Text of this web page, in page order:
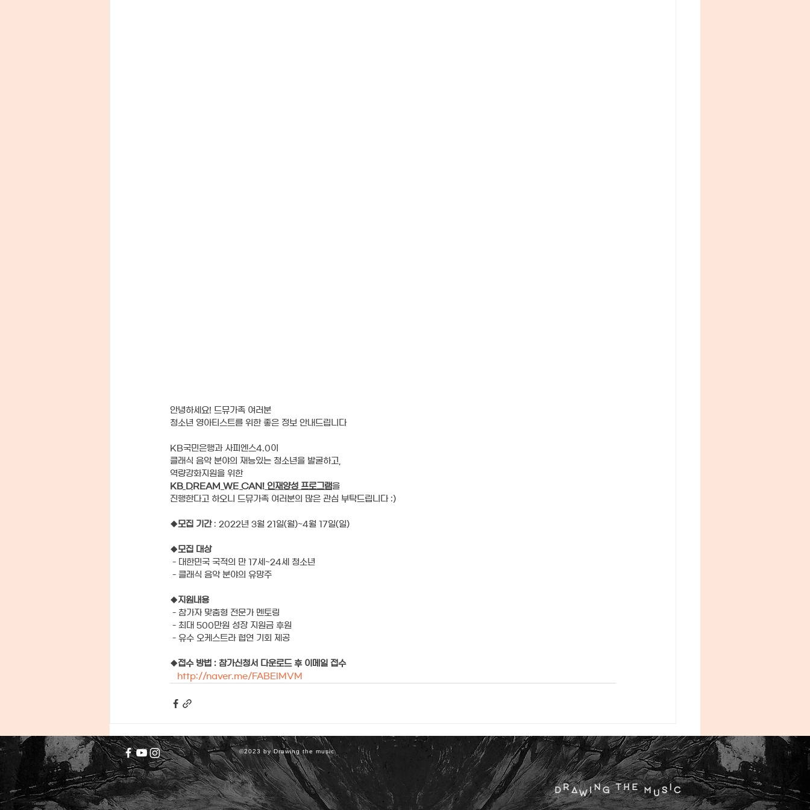
안녕하세요! 드뮤가족 여러분
청소년 영아티스트를 위한 좋은 정보 안내드립니다
KB국민은행과 사피엔스4.0이
클래식 음악 분야의 재능있는 청소년을 발굴하고,
역량강화지원을 위한
KB DREAM WE CAN! 인재양성 프로그램을
진행한다고 하오니 드뮤가족 여러분의 많은 관심 부탁드립니다 :)
◆모집 기간 : 2022년 3월 21일(월)~4월 17일(일)
◆모집 대상
- 대한민국 국적의 만 17세~24세 청소년
- 클래식 음악 분야의 유망주
◆지원내용
- 참가자 맞춤형 전문가 멘토링
- 최대 500만원 성장 지원금 후원
- 유수 오케스트라 협연 기회 제공
◆접수 방법 : 참가신청서 다운로드 후 이메일 접수
http://naver.me/FABElMVM
©2023 by Drawing the music